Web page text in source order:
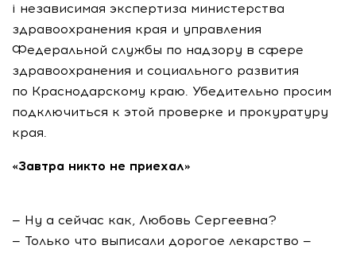
i независимая экспертиза министерства
здравоохранения края и управления
Федеральной службы по надзору в сфере
здравоохранения и социального развития
по Краснодарскому краю. Убедительно просим
подключиться к этой проверке и прокуратуру
края.
«Завтра никто не приехал»
— Ну а сейчас как, Любовь Сергеевна?
— Только что выписали дорогое лекарство —